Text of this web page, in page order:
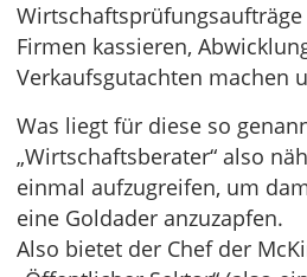
Firmen kassieren,
Verkaufsgutachten machen
Was liegt für diese so
„Wirtschaftsberater“ also
einmal aufzugreifen, um
eine Goldader anzuzapfen.
Also bietet der Chef der